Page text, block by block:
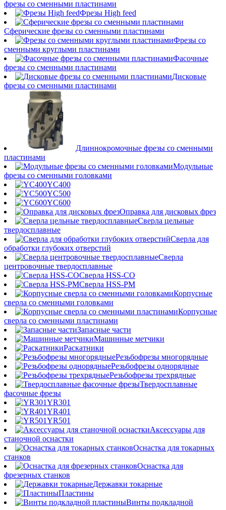
фрезы со сменными пластинами
Фрезы High feed
Сферические фрезы со сменными пластинами
Фрезы со
сменными круглыми пластинами
Фасочные
фрезы со сменными пластинами
Дисковые
фрезы со сменными пластинами
Длиннокромочные фрезы со сменными
пластинами
Модульные
фрезы со сменными головками
YC400
YC500
YC600
Оправка для дисковых фрез
Сверла цельные
твердосплавные
Сверла для
обработки глубоких отверстий
Сверла
центровочные твердосплавные
Сверла HSS-CO
Сверла HSS-PM
Корпусные
сверла со сменными головками
Корпусные
сверла со сменными пластинами
Запасные части
Машинные метчики
Раскатники
Резьбофрезы многорядные
Резьбофрезы однорядные
Резьбофрезы трехрядные
Твердосплавные
фасочные фрезы
YR301
YR401
YR501
Аксессуары для
станочной оснастки
Оснастка для токарных
станков
Оснастка для
фрезерных станков
Державки токарные
Пластины
Винты подкладной